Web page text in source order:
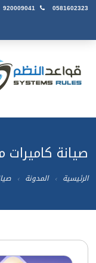
920009041 0581602323
صيانة كاميرات
الرئيسية المدونة